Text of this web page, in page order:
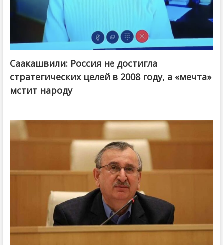
Саакашвили: Россия не достигла
стратегических целей в 2008 году, а «мечта»
мстит народу